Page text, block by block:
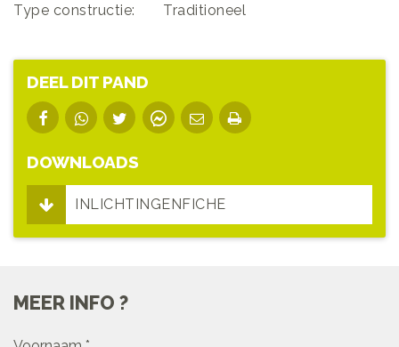
Type constructie:
Traditioneel
DEEL DIT PAND
DOWNLOADS
INLICHTINGENFICHE
MEER INFO ?